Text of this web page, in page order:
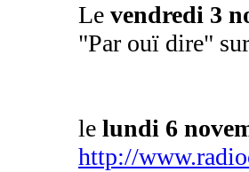
Le vendredi 3
"Par ouï dire"
le lundi 6
http://